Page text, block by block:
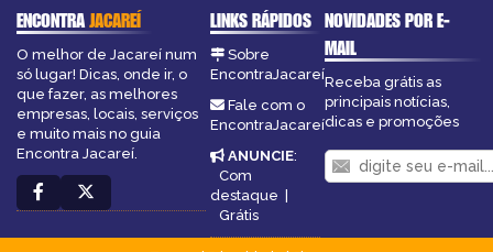
ENCONTRAJACAREÍ
O melhor de Jacareí num
só lugar! Dicas, onde ir, o
que fazer, as melhores
empresas, locais, serviços
e muito mais no guia
Encontra Jacareí.
LINKS RÁPIDOS
Sobre
EncontraJacareí
Fale com o
EncontraJacareí
ANUNCIE:
Com
destaque |
Grátis
NOVIDADES POR E-
MAIL
Receba grátis as
principais notícias,
dicas e promoções